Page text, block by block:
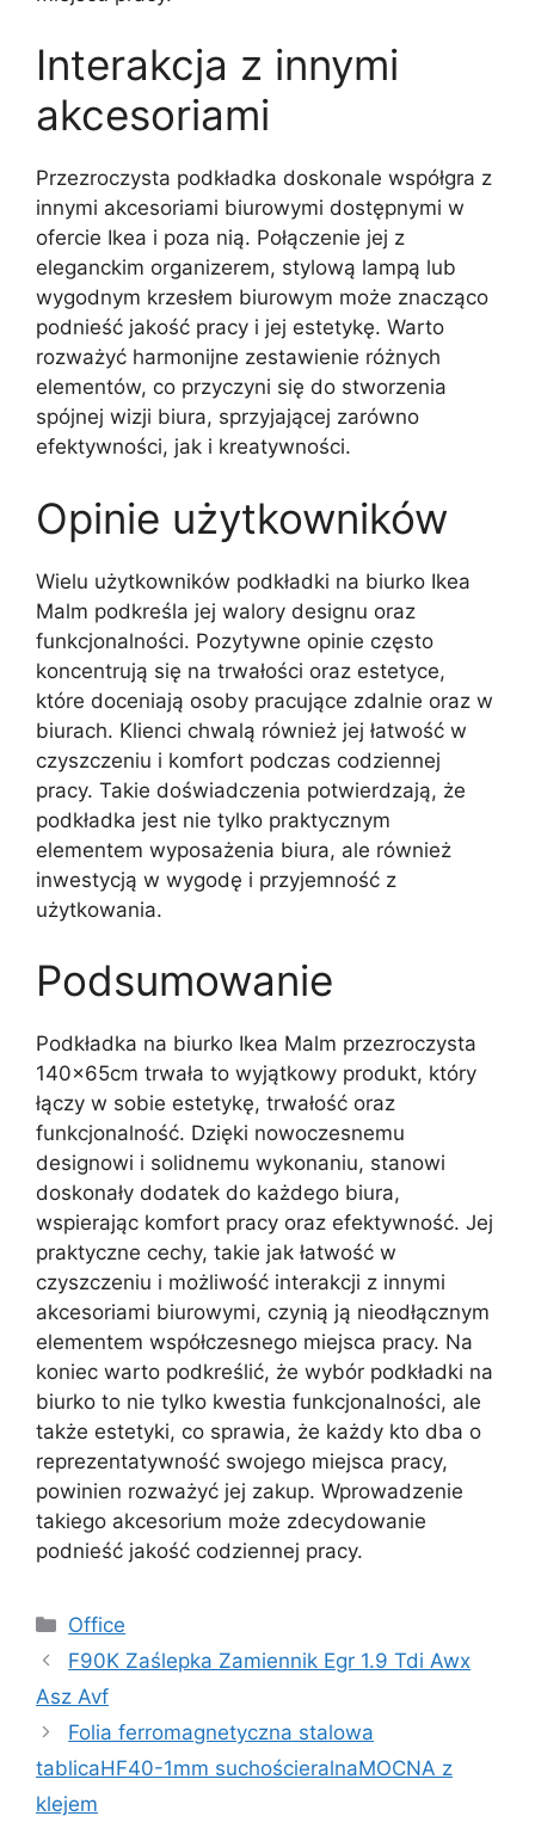
Interakcja z innymi
akcesoriami
Przezroczysta podkładka doskonale współgra z
innymi akcesoriami biurowymi dostępnymi w
ofercie Ikea i poza nią. Połączenie jej z
eleganckim organizerem, stylową lampą lub
wygodnym krzesłem biurowym może znacząco
podnieść jakość pracy i jej estetykę. Warto
rozważyć harmonijne zestawienie różnych
elementów, co przyczyni się do stworzenia
spójnej wizji biura, sprzyjającej zarówno
efektywności, jak i kreatywności.
Opinie użytkowników
Wielu użytkowników podkładki na biurko Ikea
Malm podkreśla jej walory designu oraz
funkcjonalności. Pozytywne opinie często
koncentrują się na trwałości oraz estetyce,
które doceniają osoby pracujące zdalnie oraz w
biurach. Klienci chwalą również jej łatwość w
czyszczeniu i komfort podczas codziennej
pracy. Takie doświadczenia potwierdzają, że
podkładka jest nie tylko praktycznym
elementem wyposażenia biura, ale również
inwestycją w wygodę i przyjemność z
użytkowania.
Podsumowanie
Podkładka na biurko Ikea Malm przezroczysta
140x65cm trwała to wyjątkowy produkt, który
łączy w sobie estetykę, trwałość oraz
funkcjonalność. Dzięki nowoczesnemu
designowi i solidnemu wykonaniu, stanowi
doskonały dodatek do każdego biura,
wspierając komfort pracy oraz efektywność. Jej
praktyczne cechy, takie jak łatwość w
czyszczeniu i możliwość interakcji z innymi
akcesoriami biurowymi, czynią ją nieodłącznym
elementem współczesnego miejsca pracy. Na
koniec warto podkreślić, że wybór podkładki na
biurko to nie tylko kwestia funkcjonalności, ale
także estetyki, co sprawia, że każdy kto dba o
reprezentatywność swojego miejsca pracy,
powinien rozważyć jej zakup. Wprowadzenie
takiego akcesorium może zdecydowanie
podnieść jakość codziennej pracy.
Kategorie
Office
F90K Zaślepka Zamiennik Egr 1.9 Tdi Awx
Asz Avf
Folia ferromagnetyczna stalowa
tablicaHF40-1mm suchościeralnaMOCNA z
klejem